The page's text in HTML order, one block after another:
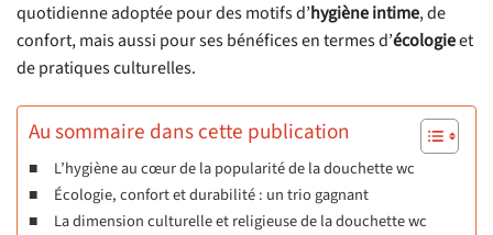
quotidienne adoptée pour des motifs d’hygiène intime, de
confort, mais aussi pour ses bénéfices en termes d’écologieet
de pratiques culturelles.
Au sommaire dans cette publication
L’hygiène au cœur de la popularité de la douchette wc
Écologie, confort et durabilité : un trio gagnant
La dimension culturelle et religieuse de la douchette wc